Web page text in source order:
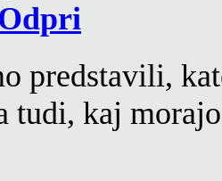
predstavili,
tudi, kaj